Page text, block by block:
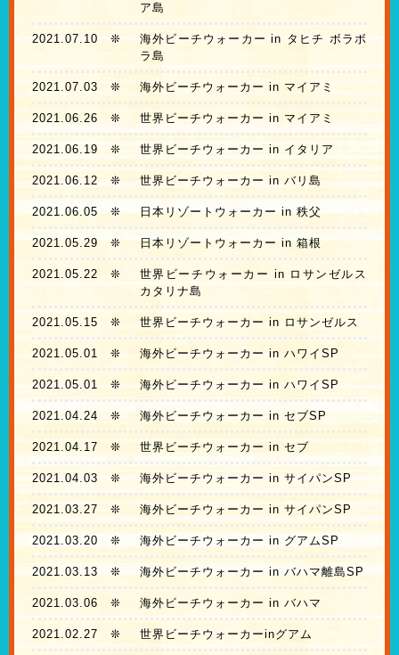
ア島
2021.07.10 ❊
海外ビーチウォーカー in タヒチ ボラボ
ラ島
2021.07.03 ❊ 海外ビーチウォーカー in マイアミ
2021.06.26 ❊ 世界ビーチウォーカー in マイアミ
2021.06.19 ❊ 世界ビーチウォーカー in イタリア
2021.06.12❊ 世界ビーチウォーカー in バリ島
2021.06.05 ❊ 日本リゾートウォーカー in 秩父
2021.05.29 ❊ 日本リゾートウォーカー in 箱根
2021.05.22 ❊
世界ビーチウォーカー in ロサンゼルス
カタリナ島
2021.05.15 ❊ 世界ビーチウォーカー in ロサンゼルス
2021.05.01❊ 海外ビーチウォーカー in ハワイSP
2021.05.01❊ 海外ビーチウォーカー in ハワイSP
2021.04.24 ❊ 海外ビーチウォーカー in セブSP
2021.04.17 ❊ 世界ビーチウォーカー in セブ
2021.04.03❊ 海外ビーチウォーカー in サイパンSP
2021.03.27 ❊ 海外ビーチウォーカー in サイパンSP
2021.03.20 ❊ 海外ビーチウォーカー in グアムSP
2021.03.13 ❊ 海外ビーチウォーカー in バハマ離島SP
2021.03.06 ❊ 海外ビーチウォーカー in バハマ
2021.02.27 ❊ 世界ビーチウォーカーinグアム